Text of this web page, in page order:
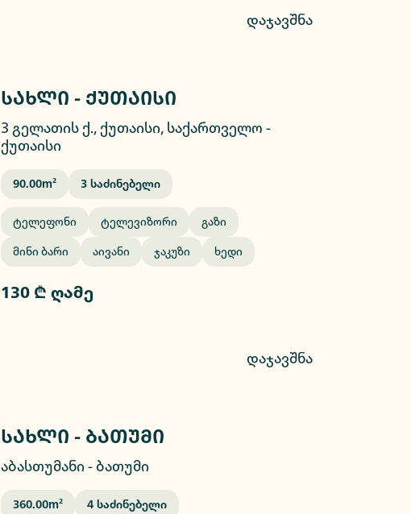
დაჯავშნა
სახლი - ქუთაისი
3 გელათის ქ., ქუთაისი, საქართველო -
ქუთაისი
90.00M² 3 Საძინებელი
Ტელეფონი Ტელევიზორი Გაზი
Მინი Ბარი Აივანი Ჯაკუზი Ხედი
130 ₾ ღამე
დაჯავშნა
სახლი - ბათუმი
აბასთუმანი-ბათუმი
360.00M² 4 Საძინებელი